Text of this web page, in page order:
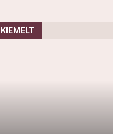
KIEMELT